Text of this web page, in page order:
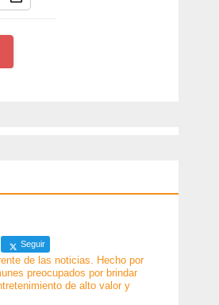
Seguir
de las noticias. Hecho por
preocupados por brindar
de alto valor y